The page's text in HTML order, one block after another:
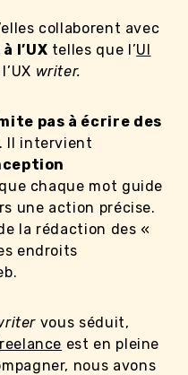
collaborent avec
l’UX telles que l’UI
writer.
pas à écrire des
. Il intervient
chaque mot guide
une action précise.
la rédaction des «
endroits
vous séduit,
est en pleine
nous avons